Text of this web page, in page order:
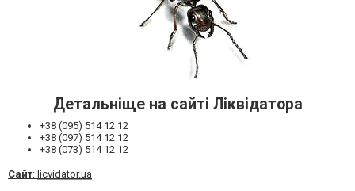
Детальніще на сайті Ліквідатора
+38 (095) 514 12 12
+38 (097) 514 12 12
+38 (073) 514 12 12
Сайт: licvidator.ua